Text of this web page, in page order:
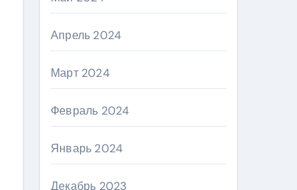
Апрель 2024
Март 2024
Февраль 2024
Январь 2024
Декабрь 2023